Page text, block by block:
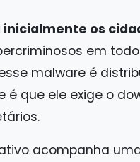
inicialmente os
em
malware é
é que ele exige o
acompanha